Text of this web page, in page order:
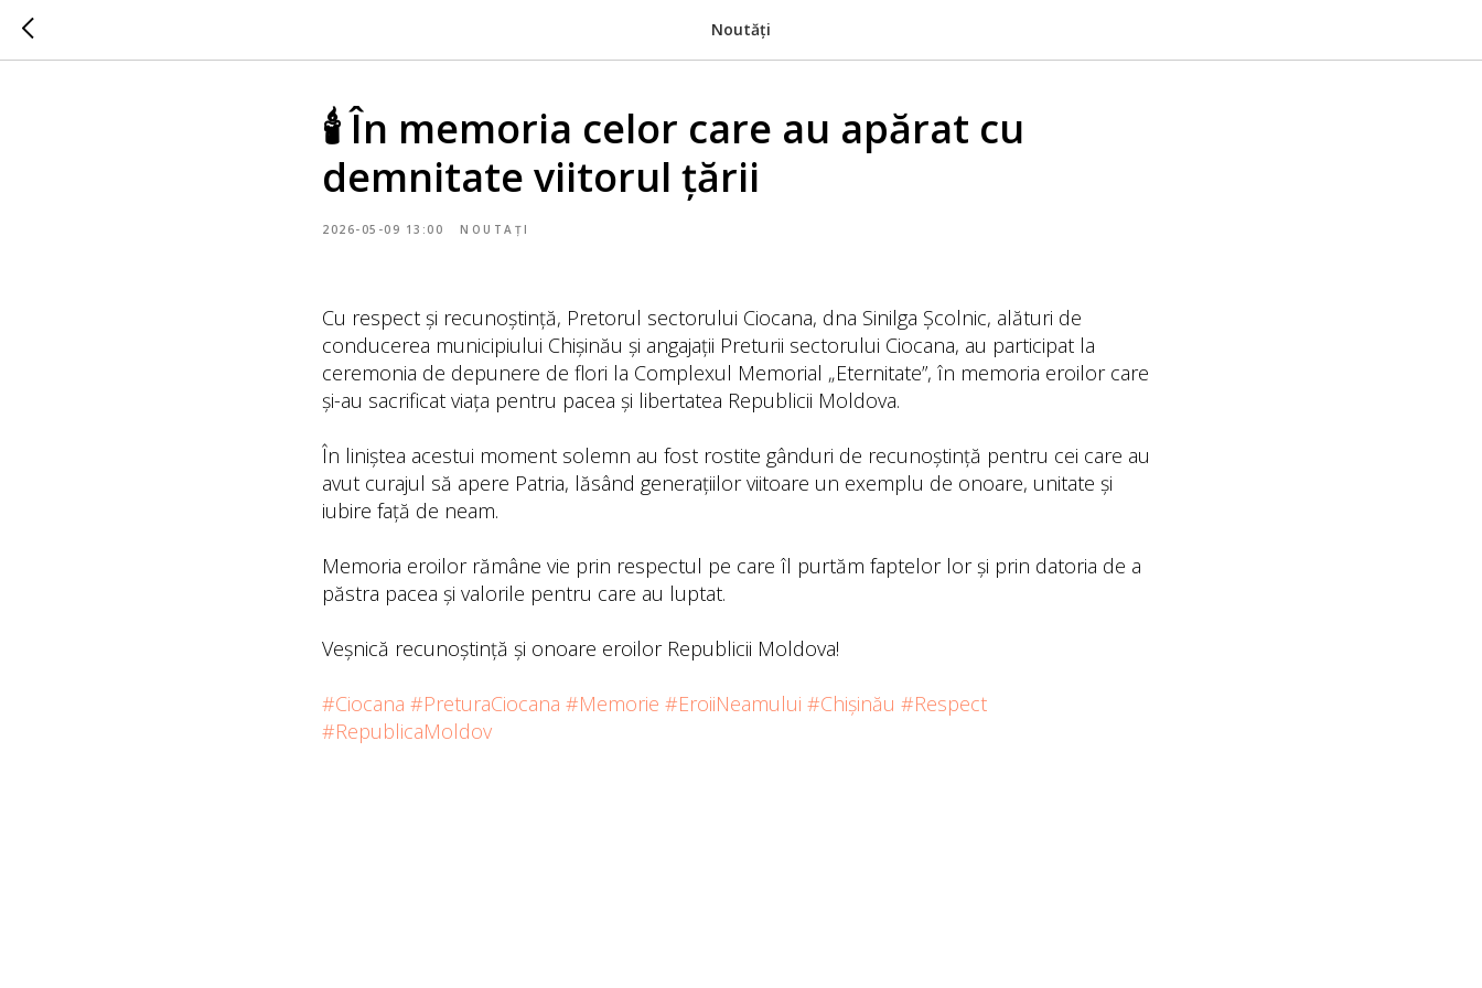
Noutăți
🕯️ În memoria celor care au apărat cu
demnitate viitorul țării
2026-05-09 13:00 NOUTAȚI
Cu respect și recunoștință, Pretorul sectorului Ciocana, dna Sinilga Școlnic, alături de
conducerea municipiului Chișinău și angajații Preturii sectorului Ciocana, au participat la
ceremonia de depunere de flori la Complexul Memorial „Eternitate”, în memoria eroilor care
și-au sacrificat viața pentru pacea și libertatea Republicii Moldova.
În liniștea acestui moment solemn au fost rostite gânduri de recunoștință pentru cei care au
avut curajul să apere Patria, lăsând generațiilor viitoare un exemplu de onoare, unitate și
iubire față de neam.
Memoria eroilor rămâne vie prin respectul pe care îl purtăm faptelor lor și prin datoria de a
păstra pacea și valorile pentru care au luptat.
Veșnică recunoștință și onoare eroilor Republicii Moldova!
#Ciocana #PreturaCiocana #Memorie #EroiiNeamului #Chișinău #Respect
#RepublicaMoldov